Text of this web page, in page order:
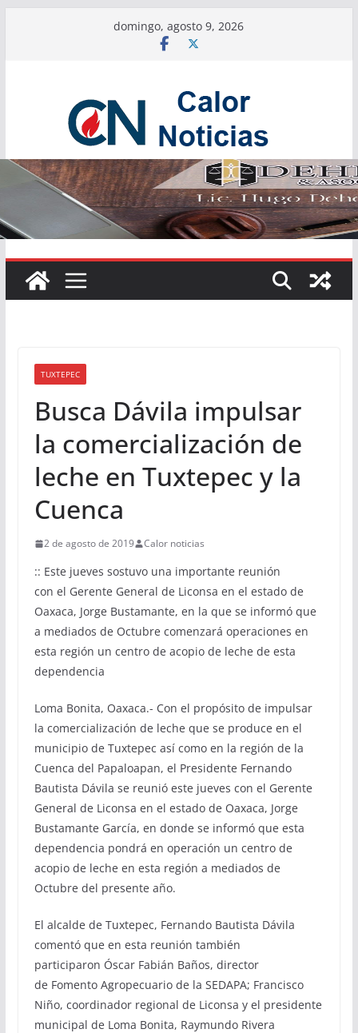
domingo, agosto 9, 2026
TUXTEPEC
Busca Dávila impulsar
la comercialización de
leche en Tuxtepec y la
Cuenca
2 de agosto de 2019 Calor noticias
:: Este jueves sostuvo una importante reunión
con el Gerente General de Liconsa en el estado de
Oaxaca, Jorge Bustamante, en la que se informó que
a mediados de Octubre comenzará operaciones en
esta región un centro de acopio de leche de esta
dependencia
Loma Bonita, Oaxaca.- Con el propósito de impulsar
la comercialización de leche que se produce en el
municipio de Tuxtepec así como en la región de la
Cuenca del Papaloapan, el Presidente Fernando
Bautista Dávila se reunió este jueves con el Gerente
General de Liconsa en el estado de Oaxaca, Jorge
Bustamante García, en donde se informó que esta
dependencia pondrá en operación un centro de
acopio de leche en esta región a mediados de
Octubre del presente año.
El alcalde de Tuxtepec, Fernando Bautista Dávila
comentó que en esta reunión también
participaron Óscar Fabián Baños, director
de Fomento Agropecuario de la SEDAPA; Francisco
Niño, coordinador regional de Liconsa y el presidente
municipal de Loma Bonita, Raymundo Rivera